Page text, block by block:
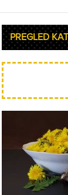
PREGLED